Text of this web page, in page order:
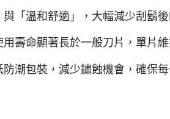
「溫和舒適」，大幅減少刮鬍
壽命顯著長於一般刀片，單片
潮包裝，減少鏽蝕機會，確保